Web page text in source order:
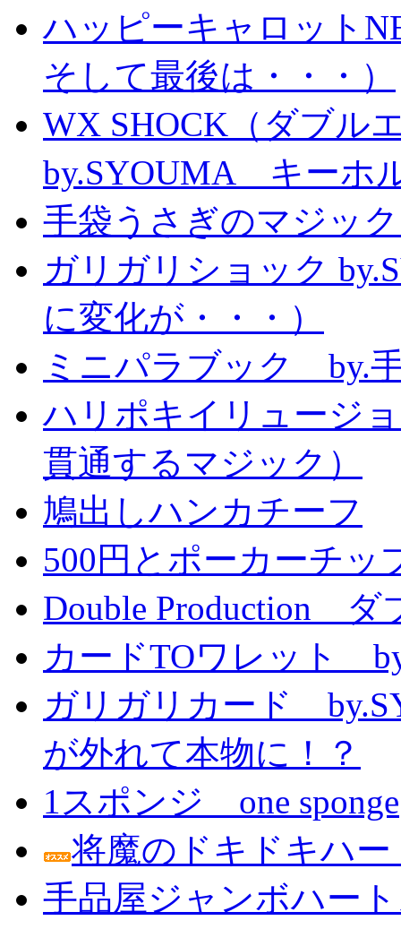
ハッピーキャロット
そして最後は・・・）
WX SHOCK（ダブル
by.SYOUMA キーホ
手袋うさぎのマジッ
ガリガリショック
に変化が・・・）
ミニパラブック by.
ハリポキイリュージ
貫通するマジック）
鳩出しハンカチーフ
500円とポーカーチッ
Double Production ダ
カードTOワレット
ガリガリカード
が外れて本物に！？
1スポンジ one sponge
将魔のドキドキハ
手品屋ジャンボハー